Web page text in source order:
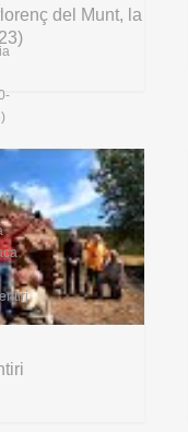
del Munt, la